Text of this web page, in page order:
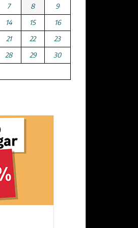
7 8
9
14 15
16
21 22
23
28 29
30